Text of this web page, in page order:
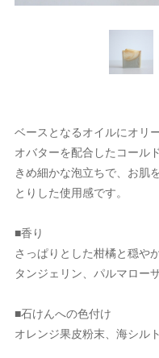
ベースとなるオイルにオリ
オバターを配合したコール
きめ細かな泡立ちで、お肌
とりした使用感です。
■香り
さっぱりとした柑橘と穏や
タンジェリン、パルマロー
■石けんへの色付け
オレンジ果皮粉末、海シル